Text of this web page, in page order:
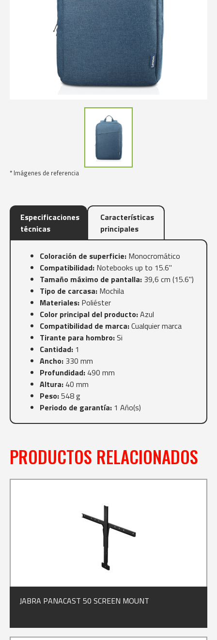
* Imágenes de referencia
Especificaciones
técnicas
Características
principales
Coloración de superficie: Monocromático
Compatibilidad: Notebooks up to 15.6''
Tamaño máximo de pantalla: 39,6 cm (15.6")
Tipo de carcasa: Mochila
Materiales: Poliéster
Color principal del producto:Azul
Compatibilidad de marca:Cualquier marca
Tirante para hombro:Si
Cantidad: 1
Ancho: 330 mm
Profundidad: 490 mm
Altura: 40 mm
Peso:548 g
Periodo de garantía: 1 Año(s)
PRODUCTOS RELACIONADOS
JABRA PANACAST 50 SCREEN MOUNT